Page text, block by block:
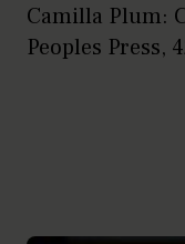
Camilla Plum:
Peoples Press,